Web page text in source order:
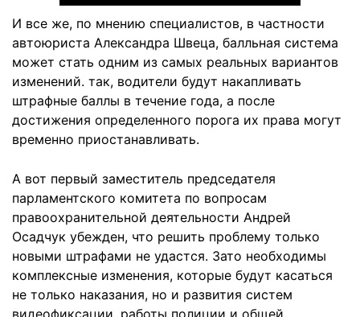
И все же, по мнению специалистов, в частности
автоюриста Александра Швеца, балльная система
может стать одним из самых реальных вариантов
изменений. так, водители будут накапливать
штрафные баллы в течение года, а после
достижения определенного порога их права могут
временно приостанавливать.
А вот первый заместитель председателя
парламентского комитета по вопросам
правоохранительной деятельности Андрей
Осадчук убежден, что решить проблему только
новыми штрафами не удастся. Зато необходимы
комплексные изменения, которые будут касаться
не только наказания, но и развития систем